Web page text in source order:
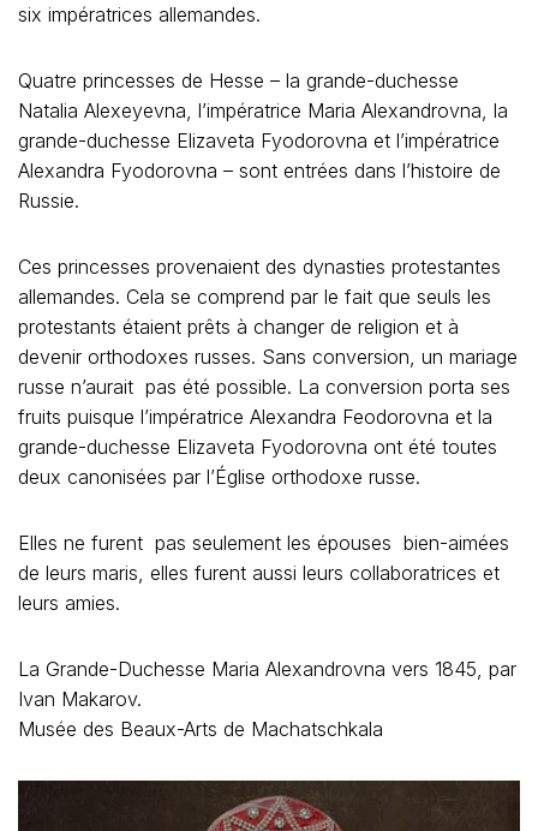
six impératrices allemandes.
Quatre princesses de Hesse – la grande-duchesse
Natalia Alexeyevna, l’impératrice Maria Alexandrovna, la
grande-duchesse Elizaveta Fyodorovna et l’impératrice
Alexandra Fyodorovna – sont entrées dans l’histoire de
Russie.
Ces princesses provenaient des dynasties protestantes
allemandes. Cela se comprend par le fait que seuls les
protestants étaient prêts à changer de religion et à
devenir orthodoxes russes. Sans conversion, un mariage
russe n’aurait pas été possible. La conversion porta ses
fruits puisque l’impératrice Alexandra Feodorovna et la
grande-duchesse Elizaveta Fyodorovna ont été toutes
deux canonisées par l’Église orthodoxe russe.
Elles ne furent pas seulement les épouses bien-aimées
de leurs maris, elles furent aussi leurs collaboratrices et
leurs amies.
La Grande-Duchesse Maria Alexandrovna vers 1845, par
Ivan Makarov.
Musée des Beaux-Arts de Machatschkala